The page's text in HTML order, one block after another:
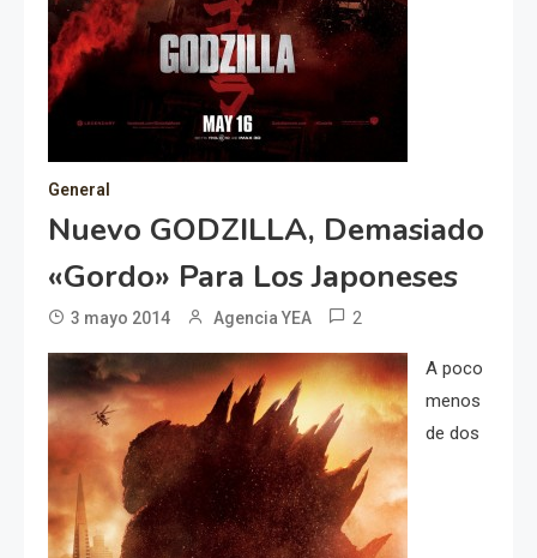
General
Nuevo GODZILLA, Demasiado
«gordo» Para Los Japoneses
3 mayo 2014 Agencia YEA 2
A poco
menos
de dos